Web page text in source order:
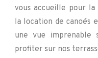
vous accueille pour la
la location de canoés
une vue
profiter sur nos